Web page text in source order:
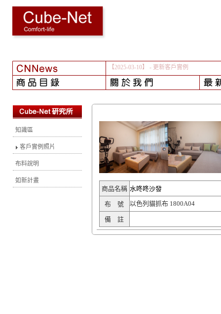
【2025-03-10】 - 更新客戶實例
知識區
客戶實例照片
布料說明
如新計畫
商品名稱 水咚咚沙發
布 號 以色列貓抓布 1800A04
備 註